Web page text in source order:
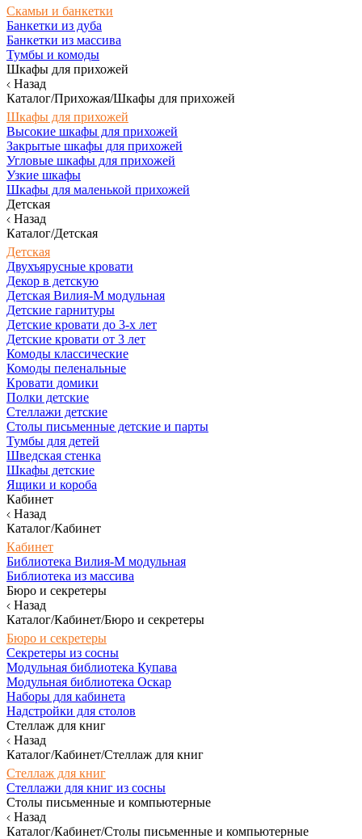
Скамьи и банкетки
Банкетки из дуба
Банкетки из массива
Тумбы и комоды
Шкафы для прихожей
Назад
Каталог/Прихожая/Шкафы для прихожей
Шкафы для прихожей
Высокие шкафы для прихожей
Закрытые шкафы для прихожей
Угловые шкафы для прихожей
Узкие шкафы
Шкафы для маленькой прихожей
Детская
Назад
Каталог/Детская
Детская
Двухъярусные кровати
Декор в детскую
Детская Вилия-М модульная
Детские гарнитуры
Детские кровати до 3-х лет
Детские кровати от 3 лет
Комоды классические
Комоды пеленальные
Кровати домики
Полки детские
Стеллажи детские
Столы письменные детские и парты
Тумбы для детей
Шведская стенка
Шкафы детские
Ящики и короба
Кабинет
Назад
Каталог/Кабинет
Кабинет
Библиотека Вилия-М модульная
Библиотека из массива
Бюро и секретеры
Назад
Каталог/Кабинет/Бюро и секретеры
Бюро и секретеры
Секретеры из сосны
Модульная библиотека Купава
Модульная библиотека Оскар
Наборы для кабинета
Надстройки для столов
Стеллаж для книг
Назад
Каталог/Кабинет/Стеллаж для книг
Стеллаж для книг
Стеллажи для книг из сосны
Столы письменные и компьютерные
Назад
Каталог/Кабинет/Столы письменные и компьютерные